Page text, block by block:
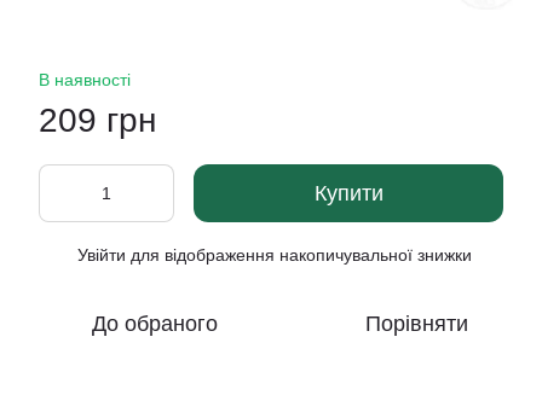
В наявності
209 грн
Купити
Увійти для відображення накопичувальної знижки
До обраного Порівняти